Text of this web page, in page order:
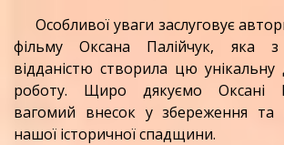
Особливої уваги заслуговує
фільму Оксана Палійчук, яка
відданістю створила цю унікальну
роботу. Щиро дякуємо Оксані
вагомий внесок у збереження та
нашої історичної спадщини.